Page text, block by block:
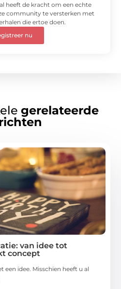
heeft de kracht om een echte
community te versterken met
die ertoe doen.
nu
gerelateerde
van idee tot
concept
een idee. Misschien heeft u al